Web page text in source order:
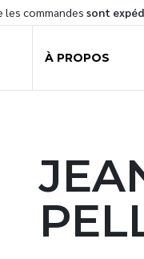
les commandes sont
À PROPOS